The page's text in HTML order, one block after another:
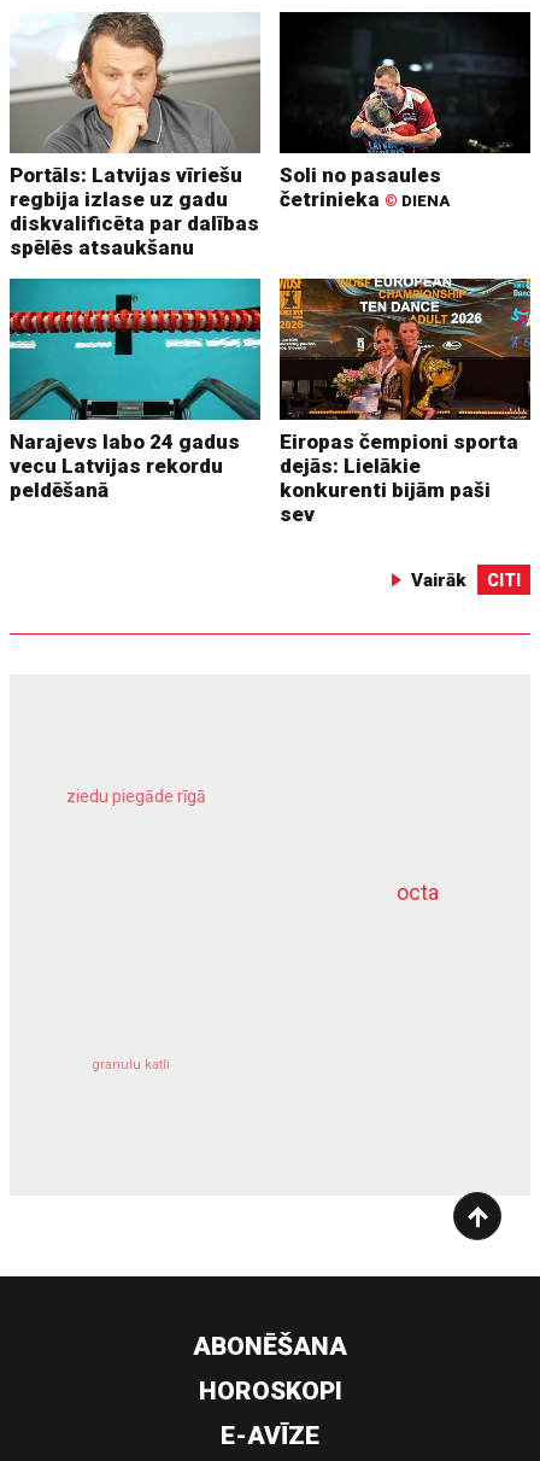
Portāls: Latvijas vīriešu
regbija izlase uz gadu
diskvalificēta par dalības
spēlēs atsaukšanu
Soli no pasaules
četrinieka © DIENA
Narajevs labo 24 gadus
vecu Latvijas rekordu
peldēšanā
Eiropas čempioni sporta
dejās: Lielākie
konkurenti bijām paši
sev
Vairāk CITI
octa
ziedu piegāde rīgā
granulu katli
dziļurbums
ABONĒŠANA
HOROSKOPI
E-AVĪZE